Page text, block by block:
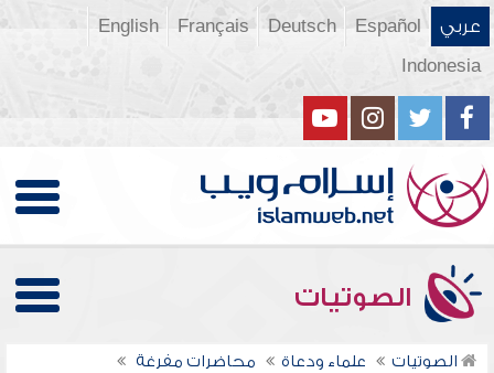
عربي Español
Deutsch
Français
English
Indonesia
الصوتيات
الصوتيات علماء ودعاة
محاضرات مفرغة